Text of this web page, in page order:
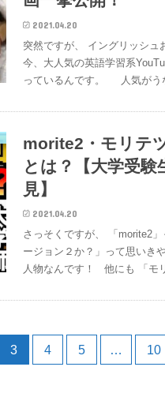
2021.04.20
突然ですが、 イングリッシ
今、大人気の英語学習系
っているんです。 人気がう
morite2・モリテ
とは？【大学受験
見】
2021.04.20
さっそくですが、 「morite2
ージョン２か？」って思いき
人物なんです！ 他にも 「モ
3 4 5 … 10